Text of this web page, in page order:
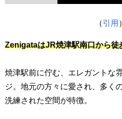
（引用 ）
ZenigataはJR焼津駅南口から徒
焼津駅前に佇む、エレガントな
ジ。地元の方々に愛され、多く
洗練された空間が特徴。